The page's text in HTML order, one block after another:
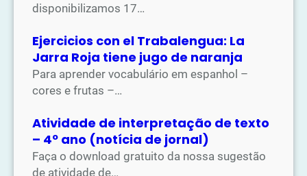
disponibilizamos 17…
Ejercicios con el Trabalengua: La
Jarra Roja tiene jugo de naranja
Para aprender vocabulário em espanhol –
cores e frutas –…
Atividade de interpretação de texto
– 4º ano (notícia de jornal)
Faça o download gratuito da nossa sugestão
de atividade de…